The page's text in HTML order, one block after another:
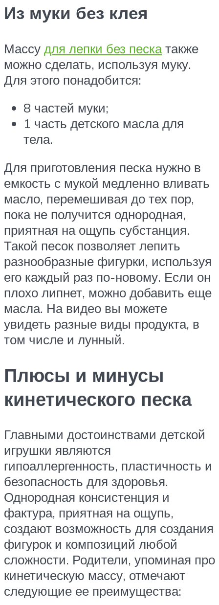
Из муки без клея
Массу для лепки без пескатакже
можно сделать, используя муку.
Для этого понадобится:
8 частей муки;
1 часть детского масла для
тела.
Для приготовления песка нужно в
емкость с мукой медленно вливать
масло, перемешивая до тех пор,
пока не получится однородная,
приятная на ощупь субстанция.
Такой песок позволяет лепить
разнообразные фигурки, используя
его каждый раз по-новому. Если он
плохо липнет, можно добавить еще
масла. На видео вы можете
увидеть разные виды продукта, в
том числе и лунный.
Плюсы и минусы
кинетического песка
Главными достоинствами детской
игрушки являются
гипоаллергенность, пластичность и
безопасность для здоровья.
Однородная консистенция и
фактура, приятная на ощупь,
создают возможность для создания
фигурок и композиций любой
сложности. Родители, упоминая про
кинетическую массу, отмечают
следующие ее преимущества: